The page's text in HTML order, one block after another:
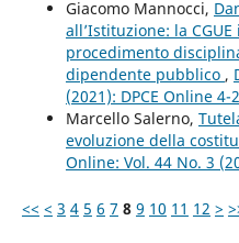
Giacomo Mannocci,
all’Istituzione: la
procedimento
dipendente pubblico ,
(2021): DPCE Online 4-
Marcello Salerno,
evoluzione della
Online: Vol. 44 No. 3
<< < 3 4 5 6 7 8 9 10 11 12 >